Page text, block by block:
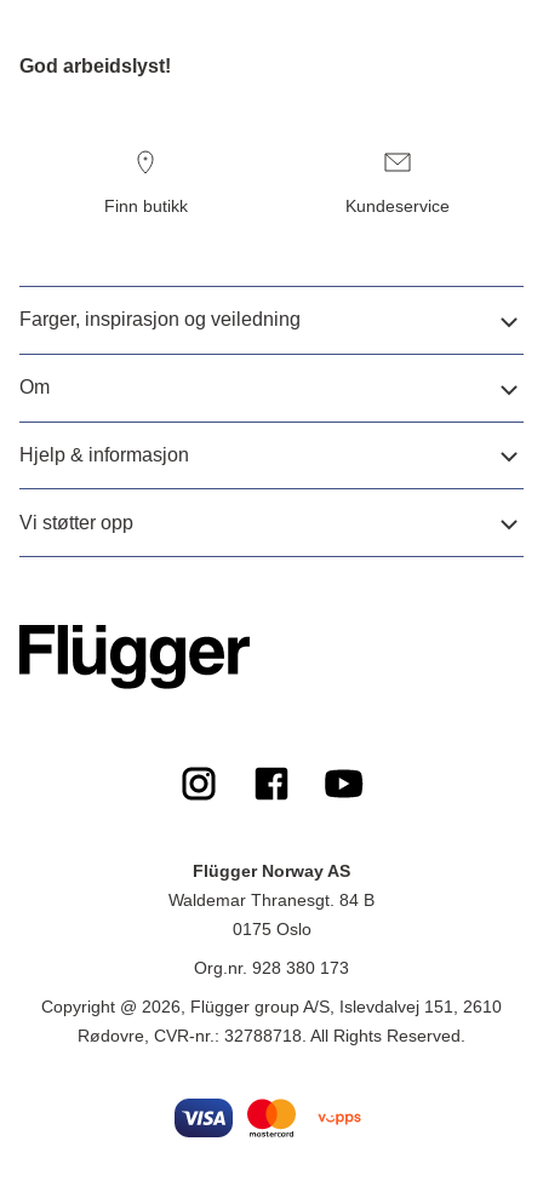
God arbeidslyst!
Finn butikk Kundeservice
Farger, inspirasjon og veiledning
Om
Hjelp & informasjon
Vi støtter opp
Flügger Norway AS
Waldemar Thranesgt. 84 B
0175 Oslo
Org.nr. 928 380 173
Copyright @ 2026, Flügger group A/S, Islevdalvej 151, 2610
Rødovre, CVR-nr.: 32788718. All Rights Reserved.